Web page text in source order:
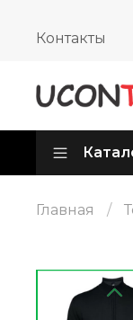
Контакты
Главная